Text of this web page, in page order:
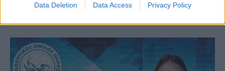
Data Deletion Data Access Privacy Policy